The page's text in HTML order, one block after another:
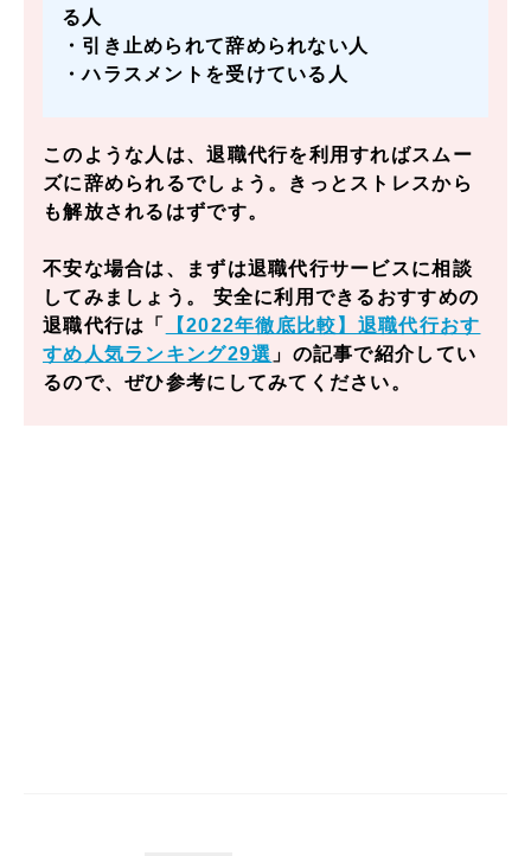
る人
・引き止められて辞められない人
・ハラスメントを受けている人
このような人は、退職代行を利用すればスムー
ズに辞められるでしょう。きっとストレスから
も解放されるはずです。
不安な場合は、まずは退職代行サービスに相談
してみましょう。 安全に利用できるおすすめの
退職代行は「
【2022年徹底比較】退職代行おす
すめ人気ランキング29選 」の記事で紹介してい
るので、ぜひ参考にしてみてください。